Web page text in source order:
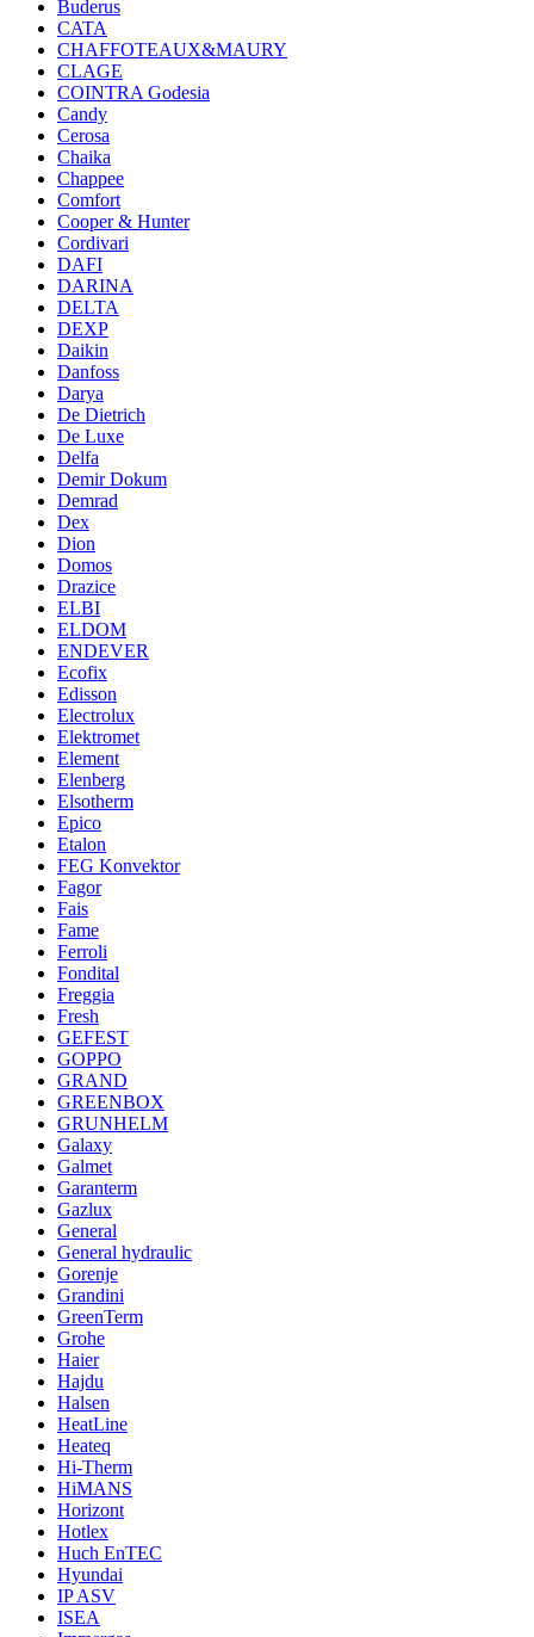
Buderus
CATA
CHAFFOTEAUX&MAURY
CLAGE
COINTRA Godesia
Candy
Cerosa
Chaika
Chappee
Comfort
Cooper & Hunter
Cordivari
DAFI
DARINA
DELTA
DEXP
Daikin
Danfoss
Darya
De Dietrich
De Luxe
Delfa
Demir Dokum
Demrad
Dex
Dion
Domos
Drazice
ELBI
ELDOM
ENDEVER
Ecofix
Edisson
Electrolux
Elektromet
Element
Elenberg
Elsotherm
Epico
Etalon
FEG Konvektor
Fagor
Fais
Fame
Ferroli
Fondital
Freggia
Fresh
GEFEST
GOPPO
GRAND
GREENBOX
GRUNHELM
Galaxy
Galmet
Garanterm
Gazlux
General
General hydraulic
Gorenje
Grandini
GreenTerm
Grohe
Haier
Hajdu
Halsen
HeatLine
Heateq
Hi-Therm
HiMANS
Horizont
Hotlex
Huch EnTEC
Hyundai
IP ASV
ISEA